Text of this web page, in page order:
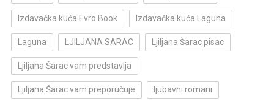
Izdavačka kuća Evro Book Izdavačka kuća Laguna
Laguna LJILJANA SARAC Ljiljana Šarac pisac
Ljiljana Šarac vam predstavlja
Ljiljana Šarac vam preporučuje ljubavni romani